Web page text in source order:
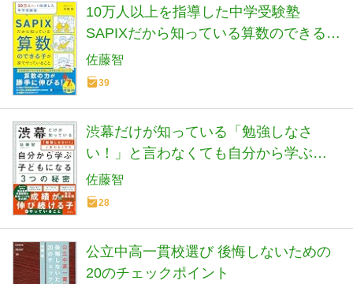
10万人以上を指導した中学受験塾
SAPIXだから知っている算数のできる子
が家でやっていること
佐藤智
39
渋幕だけが知っている「勉強しなさ
い！」と言わなくても自分から学ぶ子
どもになる３つの秘密
佐藤智
28
公立中高一貫校選び 後悔しないための
20のチェックポイント